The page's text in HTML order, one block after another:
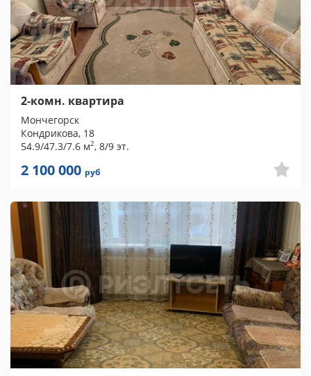
2-комн. квартира
Мончегорск
Кондрикова, 18
54.9/47.3/7.6 м2, 8/9 эт.
2 100 000 руб